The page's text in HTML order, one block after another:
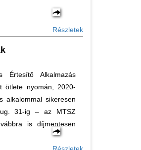
Részletek
Értesítő Alkalmazás
ötlete nyomán, 2020-
alkalommal sikeresen
31-ig – az MTSZ
is díjmentesen